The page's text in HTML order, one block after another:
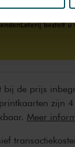
derdendie uw
bestelt
bij de prijs
zijn
Meer